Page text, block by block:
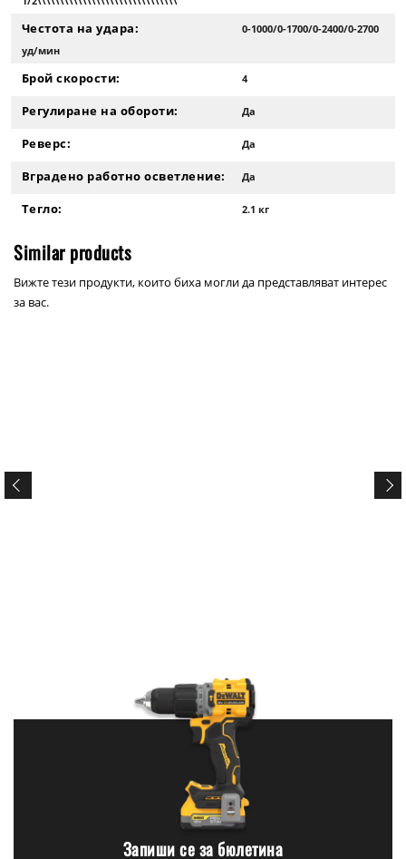
Честота на удара:
0-1000/0-1700/0-2400/0-2700
уд/мин
Брой скорости: 4
Регулиране на обороти: Да
Реверс: Да
Вградено работно осветление: Да
Тегло: 2.1 кг
Similar products
Вижте тези продукти, които биха могли да представляват интерес
за вас.
Запиши се за бюлетина